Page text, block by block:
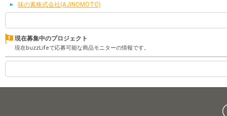
味の素株式会社(AJINOMOTO)
現在募集中のプロジェクト
現在buzzLifeで応募可能な商品モニターの情報です。